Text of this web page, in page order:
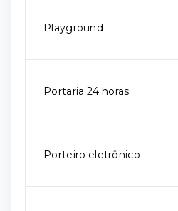
Playground
Portaria 24 horas
Porteiro eletrônico